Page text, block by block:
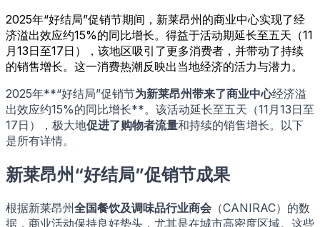
2025年“好结局”促销节期间，新莱昂州的商业中心实现了经
济溢出效应约15%的同比增长。得益于活动期延长至五天（11
月13日至17日），该地区吸引了更多消费者，并带动了持续
的销售增长。这一消费热潮反映出当地经济的活力与潜力。
2025年**“好结局”促销节为新莱昂州带来了商业中心经济溢
出效应约15%的同比增长**。该活动延长至五天（11月13日至
17日），极大地促进了购物者流量和持续的销售增长。以下
是所有详情。
新莱昂州“好结局”促销节成果
根据新莱昂州全国餐饮及调味品行业商会 （CANIRAC）的数
据，商业活动保持良好势头，尤其是在城市高密度区域。这些